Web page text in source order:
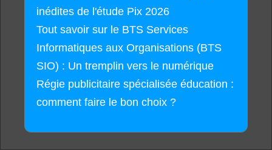
inédites de l'étude Pix 2026
Tout savoir sur le BTS Services
Informatiques aux Organisations (BTS
SIO) : Un tremplin vers le numérique
Régie publicitaire spécialisée éducation :
comment faire le bon choix ?